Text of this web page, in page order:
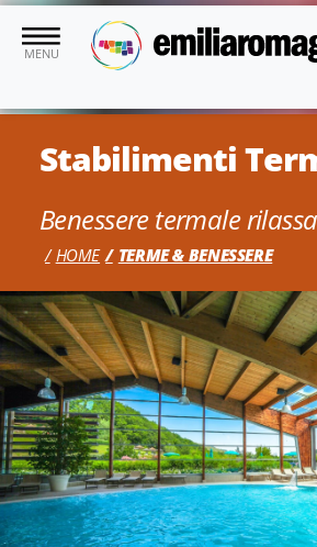
Vai al contenuto principale
MENU
Stabilimenti
Benessere termale
HOME TERME & BENESSERE